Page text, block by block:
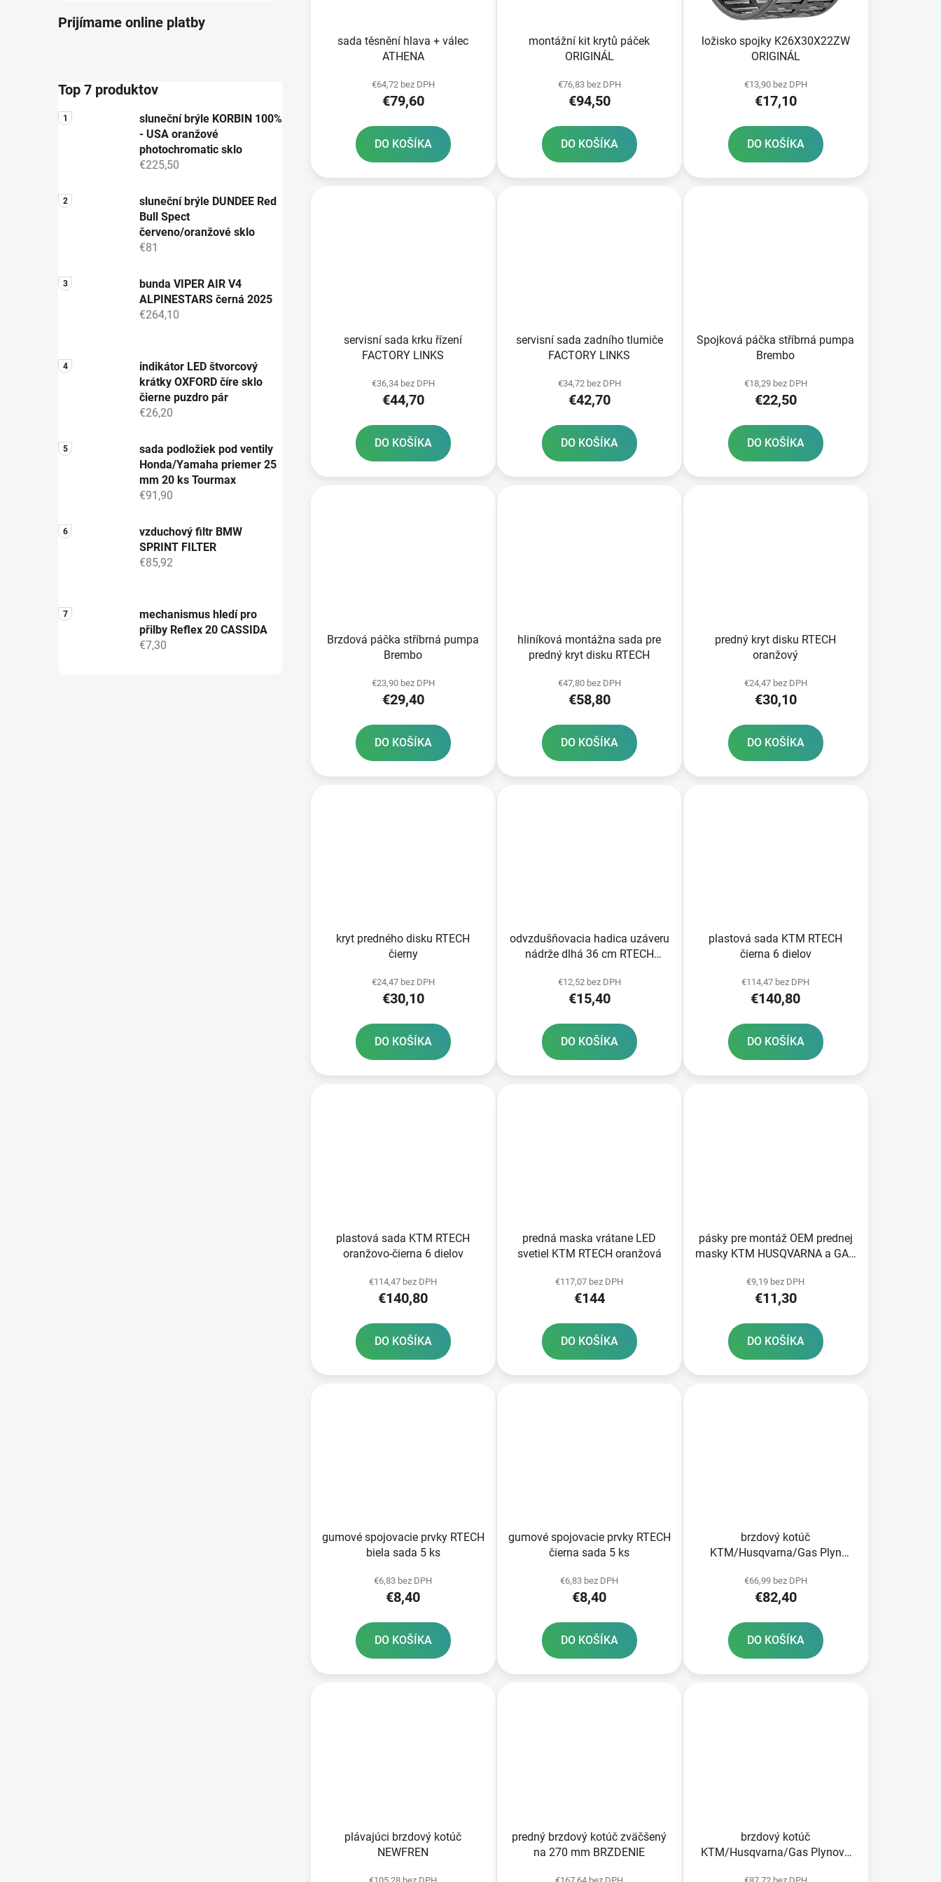
Prijímame online platby
Top 7 produktov
sluneční brýle KORBIN 100%
- USA oranžové
photochromatic sklo
€225,50
sluneční brýle DUNDEE Red
Bull Spect
červeno/oranžové sklo
€81
bunda VIPER AIR V4
ALPINESTARS černá 2025
€264,10
indikátor LED štvorcový
krátky OXFORD číre sklo
čierne puzdro pár
€26,20
sada podložiek pod ventily
Honda/Yamaha priemer 25
mm 20 ks Tourmax
€91,90
vzduchový filtr BMW
SPRINT FILTER
€85,92
mechanismus hledí pro
přilby Reflex 20 CASSIDA
€7,30
o
sada těsnění hlava + válec
ATHENA
€64,72 bez DPH
€79,60
DO KOŠÍKA
montážní kit krytů páček
ORIGINÁL
€76,83 bez DPH
€94,50
DO KOŠÍKA
ložisko spojky K26X30X22ZW
ORIGINÁL
€13,90 bez DPH
€17,10
DO KOŠÍKA
servisní sada krku řízení
FACTORY LINKS
€36,34 bez DPH
€44,70
DO KOŠÍKA
servisní sada zadního tlumiče
FACTORY LINKS
€34,72 bez DPH
€42,70
DO KOŠÍKA
Spojková páčka stříbrná pumpa
Brembo
€18,29 bez DPH
€22,50
DO KOŠÍKA
Brzdová páčka stříbrná pumpa
Brembo
€23,90 bez DPH
€29,40
DO KOŠÍKA
hliníková montážna sada pre
predný kryt disku RTECH
€47,80 bez DPH
€58,80
DO KOŠÍKA
predný kryt disku RTECH
oranžový
€24,47 bez DPH
€30,10
DO KOŠÍKA
kryt predného disku RTECH
čierny
€24,47 bez DPH
€30,10
DO KOŠÍKA
odvzdušňovacia hadica uzáveru
nádrže dlhá 36 cm RTECH
€12,52 bez DPH
€15,40
DO KOŠÍKA
plastová sada KTM RTECH
čierna 6 dielov
€114,47 bez DPH
€140,80
DO KOŠÍKA
plastová sada KTM RTECH
oranžovo-čierna 6 dielov
€114,47 bez DPH
€140,80
DO KOŠÍKA
predná maska vrátane LED
svetiel KTM RTECH oranžová
€117,07 bez DPH
€144
DO KOŠÍKA
pásky pre montáž OEM prednej
masky KTM HUSQVARNA a GAS
€9,19 bez DPH
€11,30
DO KOŠÍKA
gumové spojovacie prvky RTECH
biela sada 5 ks
€6,83 bez DPH
€8,40
DO KOŠÍKA
gumové spojovacie prvky RTECH
čierna sada 5 ks
€6,83 bez DPH
€8,40
DO KOŠÍKA
brzdový kotúč
KTM/Husqvarna/Gas Plyn
€66,99 bez DPH
€82,40
DO KOŠÍKA
plávajúci brzdový kotúč
NEWFREN
predný brzdový kotúč zväčšený
na 270 mm BRZDENIE
brzdový kotúč
KTM/Husqvarna/Gas Plynové